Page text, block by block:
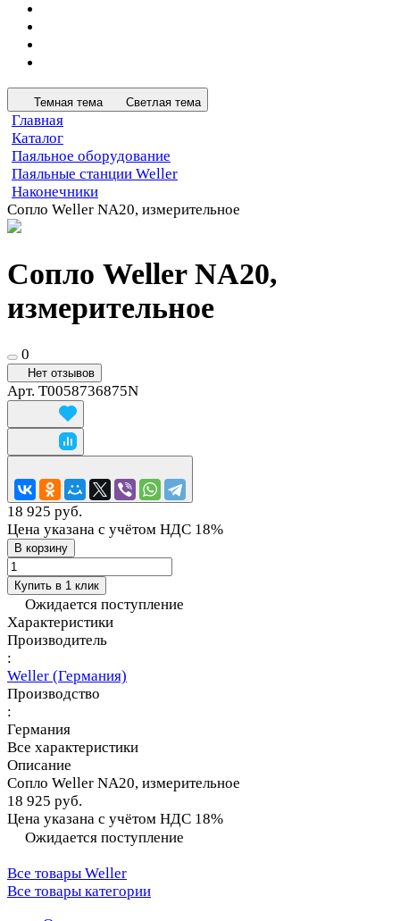
Темная тема Светлая тема
Главная
Каталог
Паяльное оборудование
Паяльные станции Weller
Наконечники
Сопло Weller NA20, измерительное
Сопло Weller NA20,
измерительное
0
Нет отзывов
Арт. T0058736875N
18 925 руб.
Цена указана с учётом НДС 18%
В корзину
Купить в 1 клик
Ожидается поступление
Характеристики
Производитель
:
Weller (Германия)
Производство
:
Германия
Все характеристики
Описание
Сопло Weller NA20, измерительное
18 925 руб.
Цена указана с учётом НДС 18%
Ожидается поступление
Все товары Weller
Все товары категории